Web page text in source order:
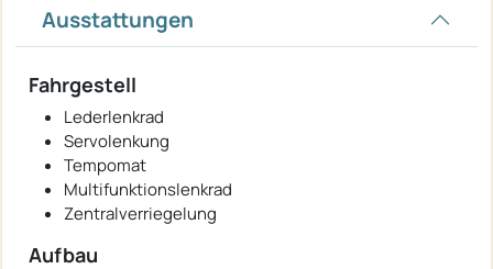
Ausstattungen
Fahrgestell
Lederlenkrad
Servolenkung
Tempomat
Multifunktionslenkrad
Zentralverriegelung
Aufbau